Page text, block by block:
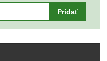
Pridať